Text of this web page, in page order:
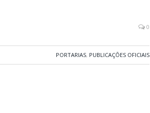
0
PORTARIAS, PUBLICAÇÕES OFICIAIS